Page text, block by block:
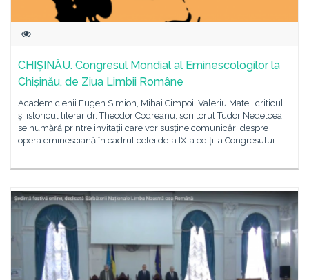
CHIȘINĂU. Congresul Mondial al Eminescologilor la
Chișinău, de Ziua Limbii Române
Academicienii Eugen Simion, Mihai Cimpoi, Valeriu Matei, criticul
și istoricul literar dr. Theodor Codreanu, scriitorul Tudor Nedelcea,
se numără printre invitații care vor susține comunicări despre
opera eminesciană în cadrul celei de-a IX-a ediții a Congresului